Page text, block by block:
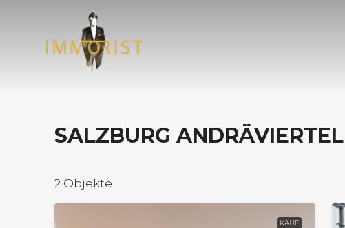
SALZBURG ANDRÄVIERTEL
2 Objekte
KAUF